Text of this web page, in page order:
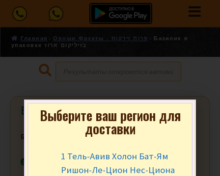
Главная Овощи Фрукты - פרות וירקות
Базилик в
упаковке בזיליקום ארוז
Базилик в упаковке בזיליקום ארוז
₪ за уп.
В наличии
Выберите ваш регион для
доставки
1 Тель-Авив Холон Бат-Ям
Ришон-Ле-Цион Нес-Циона